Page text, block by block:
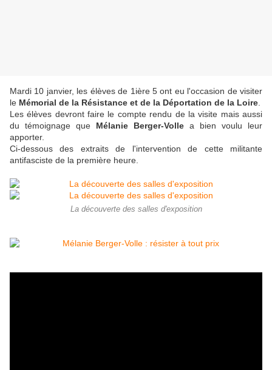
Mardi 10 janvier, les élèves de 1ière 5 ont eu l'occasion de visiter
le Mémorial de la Résistance et de la Déportation de la Loire
Les élèves devront faire le compte rendu de la visite mais aussi
du témoignage que Mélanie Berger-Volle a bien voulu leur
apporter.
Ci-dessous des extraits de l'intervention de cette militante
antifasciste de la première heure.
La découverte des salles d'exposition